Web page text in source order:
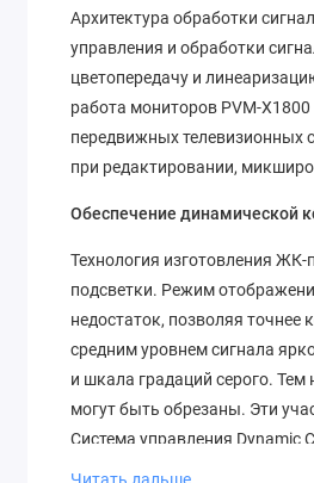
Архитектура обработки
управления и обработки
цветопередачу и
работа мониторов PVM-
передвижных телевизионных
при редактировании,
Обеспечение динамической
Технология изготовления ЖК-
подсветки. Режим
недостаток, позволяя
средним уровнем сигнала
и шкала градаций серого. Тем
могут быть обрезаны. Эти
Система управления Dynamic